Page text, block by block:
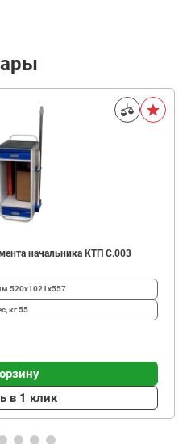
начальника КТП C.003
520х1021х557
кг55
в 1 клик